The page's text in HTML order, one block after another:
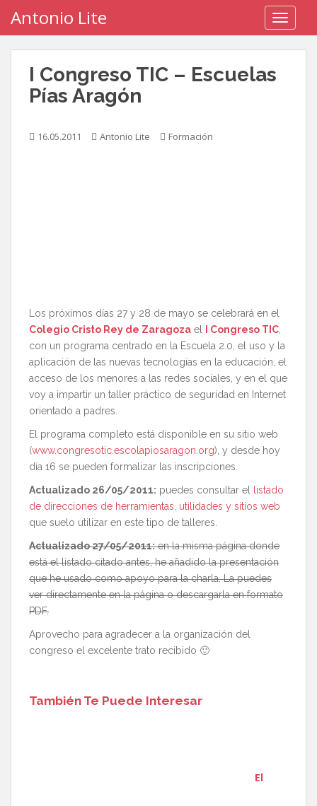
i
Antonio Lite
I Congreso TIC – Escuelas
Pías Aragón
16.05.2011 Antonio Lite Formación
Los próximos días 27 y 28 de mayo se celebrará en el
Colegio Cristo Rey de Zaragoza el I Congreso TIC,
con un programa centrado en la Escuela 2.0, el uso y la
aplicación de las nuevas tecnologías en la educación, el
acceso de los menores a las redes sociales, y en el que
voy a impartir un taller práctico de seguridad en Internet
orientado a padres.
El programa completo está disponible en su sitio web
(www.congresotic.escolapiosaragon.org), y desde hoy
día 16 se pueden formalizar las inscripciones.
Actualizado 26/05/2011: puedes consultar el listado
de direcciones de herramientas, utilidades y sitios web
que suelo utilizar en este tipo de talleres.
Actualizado 27/05/2011:en la misma página donde
está el listado citado antes, he añadido la presentación
que he usado como apoyo para la charla. La puedes
ver directamente en la página o descargarla en formato
PDF.
Aprovecho para agradecer a la organización del
congreso el excelente trato recibido 🙂
También Te Puede Interesar
El